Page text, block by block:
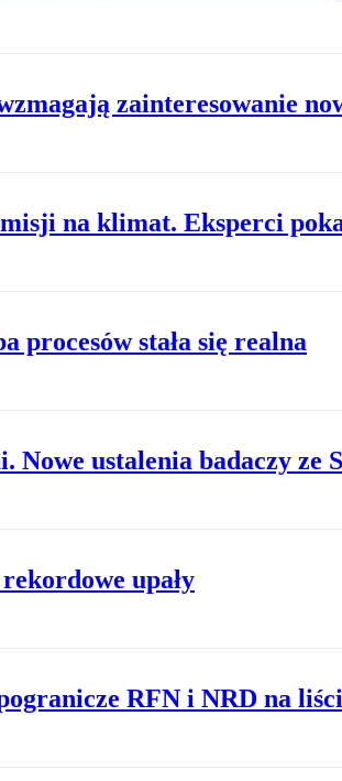
zainteresowanie
na klimat. Eksperci
stała się realna
Nowe ustalenia badaczy ze
upały
RFN i NRD na